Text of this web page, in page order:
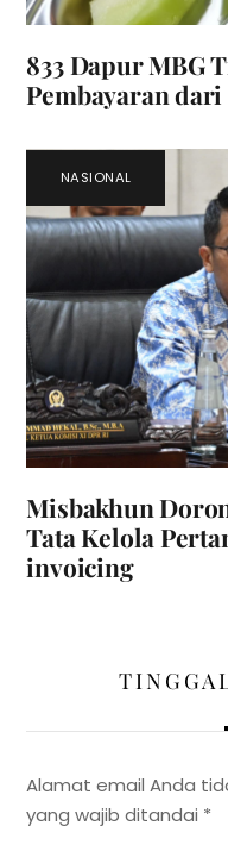
833 Dapur MBG
Pembayaran dari
NASIONAL
Misbakhun
Tata Kelola
invoicing
Alamat email Anda
yang wajib ditandai *